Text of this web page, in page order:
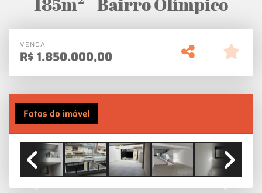
VENDA
R$1.850.000,00
Fotos do imóvel
Previous Next